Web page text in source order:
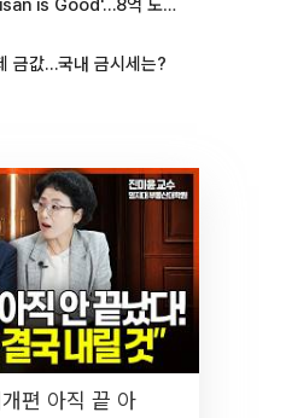
억 도시브랜드, 용산 대통령실 CI 업체가 수행
금값…국내 금시세는?
편 아직 끝 아